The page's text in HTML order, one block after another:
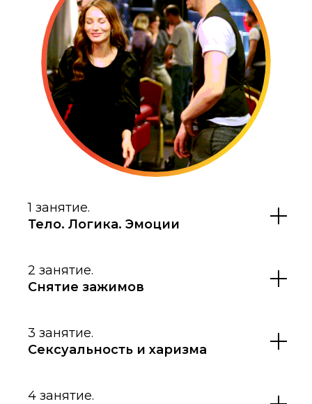
1 занятие.
Тело. Логика. Эмоции
2 занятие.
Снятие зажимов
3 занятие.
Сексуальность и харизма
4 занятие.